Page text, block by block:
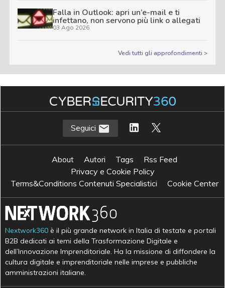
Falla in Outlook: apri un’e-mail e ti
infettano, non servono più link o allegati
03 Ago 2026
Vedi tutti gli approfondimenti >
Seguici
About Autori Tags
Rss Feed
Privacy e Cookie Policy
Terms&Conditions Contenuti Specialistici
Cookie Center
Nextwork360 è il più grande network in Italia di testate e portali
B2B dedicati ai temi della Trasformazione Digitale e
dell’Innovazione Imprenditoriale. Ha la missione di diffondere la
cultura digitale e imprenditoriale nelle imprese e pubbliche
amministrazioni italiane.